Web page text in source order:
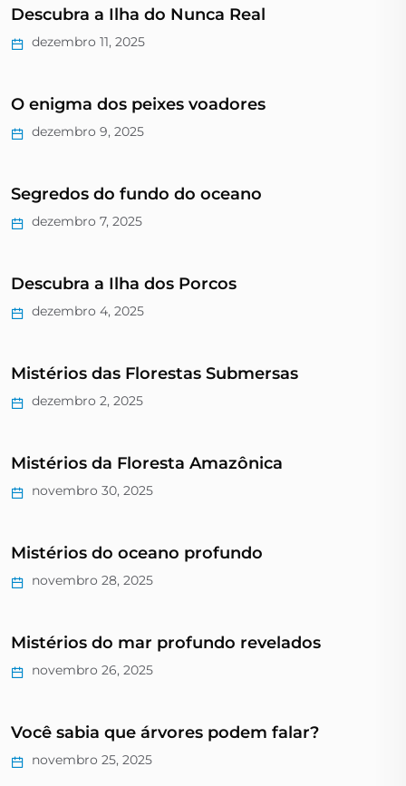
Descubra a Ilha do Nunca Real
dezembro 11, 2025
O enigma dos peixes voadores
dezembro 9, 2025
Segredos do fundo do oceano
dezembro 7, 2025
Descubra a Ilha dos Porcos
dezembro 4, 2025
Mistérios das Florestas Submersas
dezembro 2, 2025
Mistérios da Floresta Amazônica
novembro 30, 2025
Mistérios do oceano profundo
novembro 28, 2025
Mistérios do mar profundo revelados
novembro 26, 2025
Você sabia que árvores podem falar?
novembro 25, 2025